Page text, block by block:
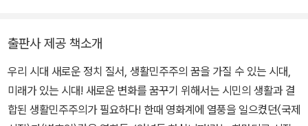
표하고 34권의 저서를 출간했다. 한국사회학회, 한국비교사회학회
등 여러 학회에서 활동했다. 시민단체를 돕기도 하고, 2012년과 201
7년 대선에서 문재인 후보의 정책싱크탱크에 참여했다. 노동계를 도
와 금융산업공익재단의 출범에 함께했으며, 현재 민간싱크탱크 선우
출판사 제공 책소개
우리 시대 새로운 정치 질서, 생활민주주의 꿈을 가질 수 있는 시대,
미래가 있는 시대! 새로운 변화를 꿈꾸기 위해서는 시민의 생활과 결
합된 생활민주주의가 필요하다! 한때 영화계에 열풍을 일으켰던〈국제